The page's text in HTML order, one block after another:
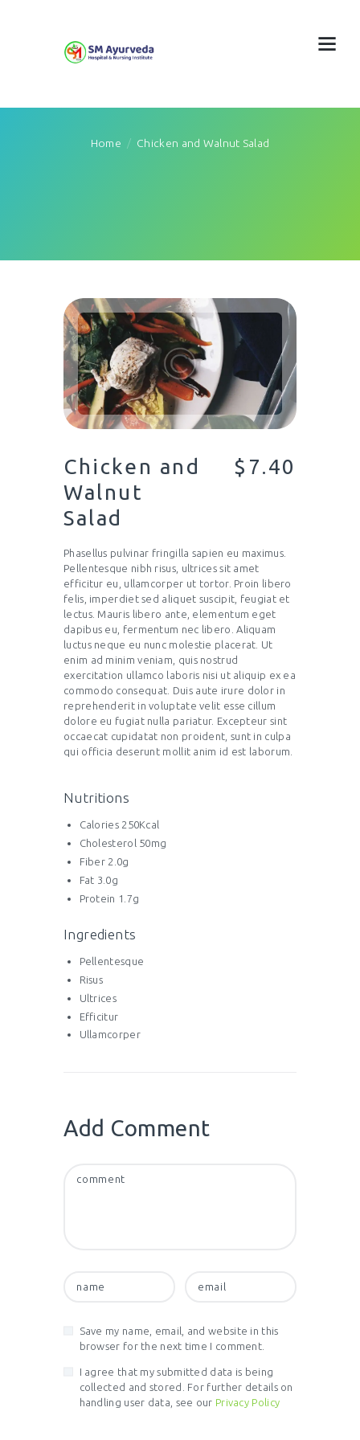
Home Chicken and Walnut Salad
Chicken and
Walnut
Salad
$7.40
Phasellus pulvinar fringilla sapien eu maximus.
Pellentesque nibh risus, ultrices sit amet
efficitur eu, ullamcorper ut tortor. Proin libero
felis, imperdiet sed aliquet suscipit, feugiat et
lectus. Mauris libero ante, elementum eget
dapibus eu, fermentum nec libero. Aliquam
luctus neque eu nunc molestie placerat. Ut
enim ad minim veniam, quis nostrud
exercitation ullamco laboris nisi ut aliquip ex ea
commodo consequat. Duis aute irure dolor in
reprehenderit in voluptate velit esse cillum
dolore eu fugiat nulla pariatur. Excepteur sint
occaecat cupidatat non proident, sunt in culpa
qui officia deserunt mollit anim id est laborum.
Nutritions
Calories 250Kcal
Cholesterol 50mg
Fiber 2.0g
Fat 3.0g
Protein 1.7g
Ingredients
Pellentesque
Risus
Ultrices
Efficitur
Ullamcorper
Add Comment
Save my name, email, and website in this
browser for the next time I comment.
I agree that my submitted data is being
collected and stored. For further details on
handling user data, see our Privacy Policy